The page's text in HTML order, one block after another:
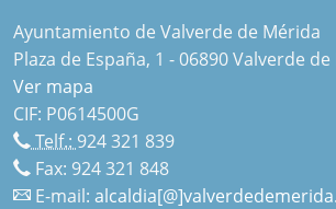
Ayuntamiento de Valverde de Mérida
Plaza de España, 1 - 06890 Valverde
Ver mapa
CIF: P0614500G
Telf.: 924 321 839
Fax: 924 321 848
E-mail: